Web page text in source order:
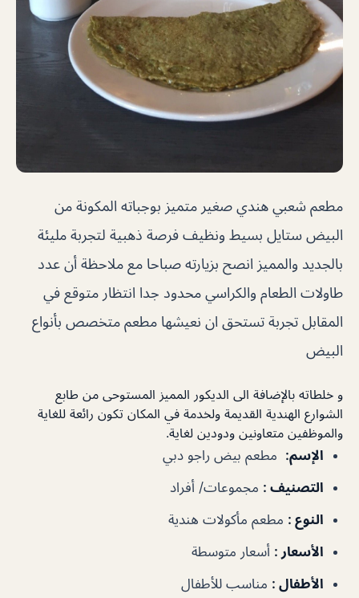
مطعم شعبي هندي صغير متميز بوجباته المكونة من
البيض ستايل بسيط ونظيف فرصة ذهبية لتجربة مليئة
بالجديد والمميز انصح بزيارته صباحا مع ملاحظة أن عدد
طاولات الطعام والكراسي محدود جدا انتظار متوقع في
المقابل تجربة تستحق ان نعيشها مطعم متخصص بأنواع
البيض
و خلطاته بالإضافة الى الديكور المميز المستوحى من طابع
الشوارع الهندية القديمة ولخدمة في المكان تكون رائعة للغاية
والموظفين متعاونين ودودين لغاية.
الإسم: مطعم بيض راجو دبي
التصنيف : مجموعات/ أفراد
النوع : مطعم مأكولات هندية
الأسعار : أسعار متوسطة
الأطفال : مناسب للأطفال